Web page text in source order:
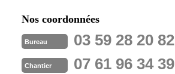
Nos coordonnées
Bureau 03 59 28 20 82
Chantier 07 61 96 34 39